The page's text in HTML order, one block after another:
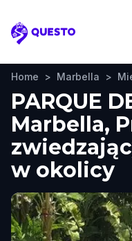
Questo
Home > Marbella >
PARQUE
Marbella,
w okolicy